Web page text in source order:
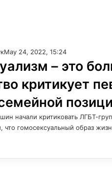
May 24, 2022, 15:24
– это
критикует
начали критиковать ЛГБТ-
что гомосексуальный образ